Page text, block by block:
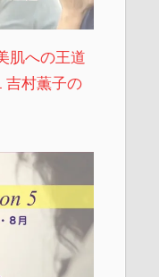
肌への王道
吉村薫子の